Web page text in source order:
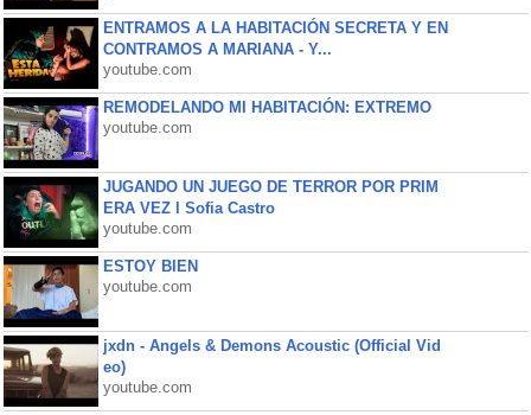
ENTRAMOS A LA HABITACIÓN SECRETA Y EN
CONTRAMOS A MARIANA - Y...
youtube.com
REMODELANDO MI HABITACIÓN: EXTREMO
youtube.com
JUGANDO UN JUEGO DE TERROR POR PRIM
ERA VEZ l Sofia Castro
youtube.com
ESTOY BIEN
youtube.com
jxdn - Angels & Demons Acoustic (Official Vid
eo)
youtube.com